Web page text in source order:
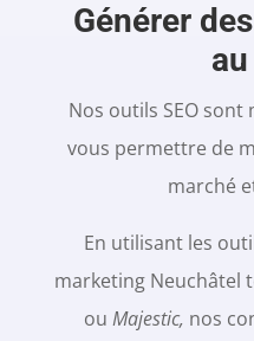
Générer
au
Nos outils SEO
vous permettre de
marché
En utilisant les
marketing Neuchâtel
ouMajestic, nos